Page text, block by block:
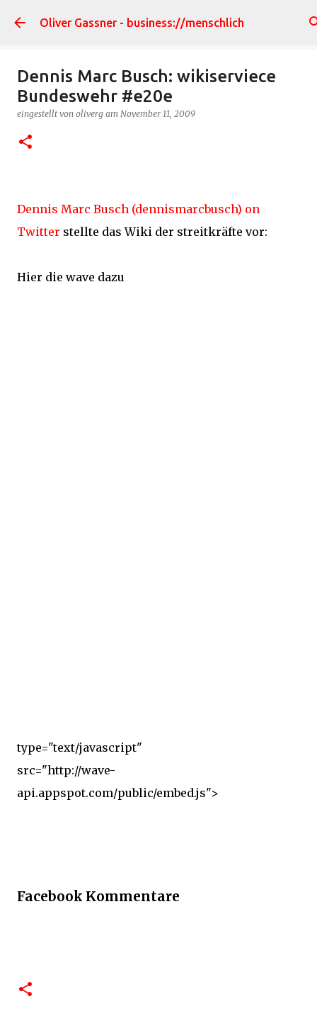
Direkt zum Hauptbereich
Oliver Gassner - business://menschlich
Dennis Marc Busch: wikiserviece
Bundeswehr #e20e
eingestellt von oliverg am November 11, 2009
Dennis Marc Busch (dennismarcbusch) on
Twitter stellte das Wiki der streitkräfte vor:
Hier die wave dazu
type="text/javascript"
src="http://wave-
api.appspot.com/public/embed.js">
Facebook Kommentare